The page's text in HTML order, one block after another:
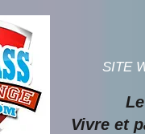
SITE
Vivre et